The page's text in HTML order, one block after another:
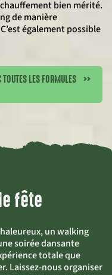
bien mérité.
de manière
également possible
LES FORMULES >>
fête
un walking
soirée dansante
totale que
Laissez-nous organiser